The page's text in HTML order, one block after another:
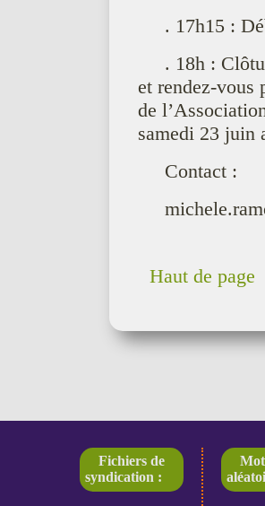
. 17h15 :
. 18h :
et rendez-vous
de
samedi 23 juin
Contact :
Haut de page
Fichiers de
syndication :